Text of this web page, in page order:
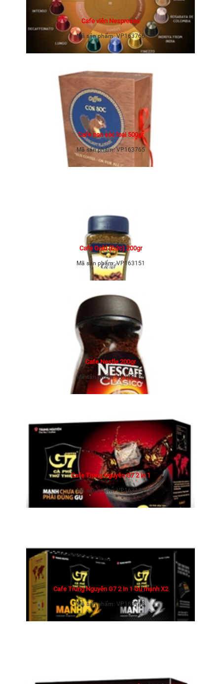
Cafe viên Nespresso
Mã sản phẩm:VP163766
Cafe con sóc loại 500gr
Mã sản phẩm:VP163765
Cafe Gold (Đức) 200gr
Mã sản phẩm:VP163151
Cafe Nestle 200gr
Mã sản phẩm:VP163150
Cafe Trung Nguyên G7 2 in 1
Mã sản phẩm:VP163149
Cafe Trung Nguyên G7 2 in 1 Gu mạnh X2
Mã sản phẩm: VP163148